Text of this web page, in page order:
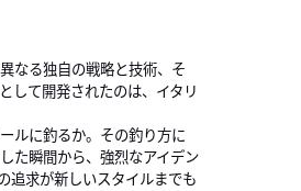
なる独自の戦略と技術、そ
して開発されたのは、イタリ
ルに釣るか。その釣り方に
た瞬間から、強烈なアイデン
追求が新しいスタイルまでも